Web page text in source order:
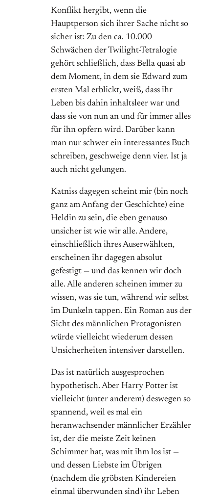
Konflikt hergibt, wenn die
Hauptperson sich ihrer Sache nicht so
sicher ist: Zu den ca. 10.000
Schwächen der Twilight-Tetralogie
gehört schließlich, dass Bella quasi ab
dem Moment, in dem sie Edward zum
ersten Mal erblickt, weiß, dass ihr
Leben bis dahin inhaltsleer war und
dass sie von nun an und für immer alles
für ihn opfern wird. Darüber kann
man nur schwer ein interessantes Buch
schreiben, geschweige denn vier. Ist ja
auch nicht gelungen.
Katniss dagegen scheint mir (bin noch
ganz am Anfang der Geschichte) eine
Heldin zu sein, die eben genauso
unsicher ist wie wir alle. Andere,
einschließlich ihres Auserwählten,
erscheinen ihr dagegen absolut
gefestigt — und das kennen wir doch
alle. Alle anderen scheinen immer zu
wissen, was sie tun, während wir selbst
im Dunkeln tappen. Ein Roman aus der
Sicht des männlichen Protagonisten
würde vielleicht wiederum dessen
Unsicherheiten intensiver darstellen.
Das ist natürlich ausgesprochen
hypothetisch. Aber Harry Potter ist
vielleicht (unter anderem) deswegen so
spannend, weil es mal ein
heranwachsender männlicher Erzähler
ist, der die meiste Zeit keinen
Schimmer hat, was mit ihm los ist —
und dessen Liebste im Übrigen
(nachdem die gröbsten Kindereien
einmal überwunden sind) ihr Leben